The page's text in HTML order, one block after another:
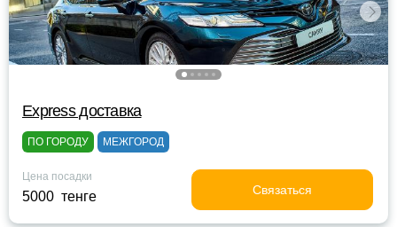
Express доставка
ПО ГОРОДУ МЕЖГОРОД
Цена посадки
5000 тенге Связаться